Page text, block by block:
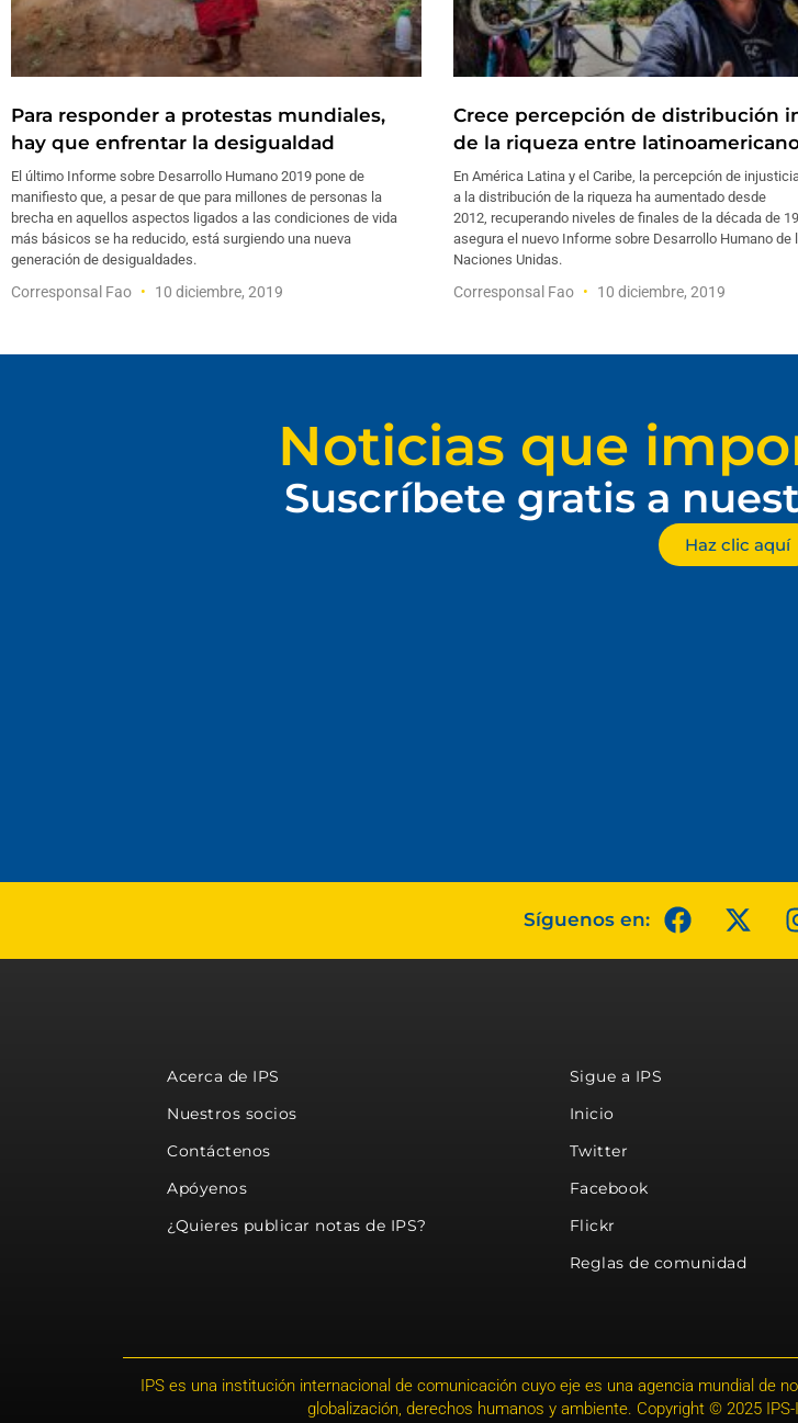
Para responder a protestas mundiales,
hay que enfrentar la desigualdad
El último Informe sobre Desarrollo Humano 2019 pone de
manifiesto que, a pesar de que para millones de personas la
brecha en aquellos aspectos ligados a las condiciones de vida
más básicos se ha reducido, está surgiendo una nueva
generación de desigualdades.
Corresponsal Fao 10 diciembre, 2019
Crece percepción de distribución
de la riqueza entre
En América Latina y el Caribe, la percepción de
a la distribución de la riqueza ha aumentado desde
2012, recuperando niveles de finales de la década de
asegura el nuevo Informe sobre Desarrollo Humano de
Naciones Unidas.
Corresponsal Fao 10 diciembre, 2019
Noticias que
Suscríbete gratis a
Haz clic aquí
Síguenos en:
Acerca de IPS
Nuestros socios
Contáctenos
Apóyenos
¿Quieres publicar notas de IPS?
Sigue a IPS
Inicio
Twitter
Facebook
Flickr
Reglas de comunidad
IPS es una institución internacional de comunicación cuyo eje es una agencia mundial de
globalización, derechos humanos y ambiente. Copyright © 2025